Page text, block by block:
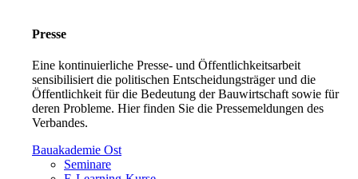
Presse
Eine kontinuierliche Presse- und Öffentlichkeitsarbeit
sensibilisiert die politischen Entscheidungsträger und die
Öffentlichkeit für die Bedeutung der Bauwirtschaft sowie für
deren Probleme. Hier finden Sie die Pressemeldungen des
Verbandes.
Bauakademie Ost
Seminare